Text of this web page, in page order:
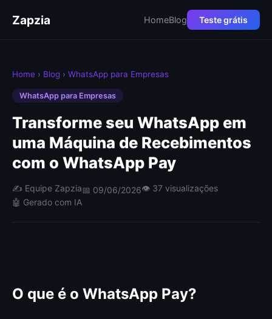
Zapzia HomeBlog Teste grátis
Home › Blog › WhatsApp para Empresas
WhatsApp para Empresas
Transforme seu WhatsApp em
uma Máquina de Recebimentos
com o WhatsApp Pay
✍️ Equipe Zapzia📅 09/06/2026👁 37 visualizações
🤖 Gerado com IA
O que é o WhatsApp Pay?